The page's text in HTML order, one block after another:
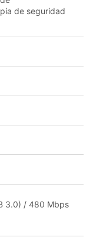
de seguridad
3.0) / 480 Mbps